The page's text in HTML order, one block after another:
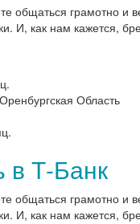
общаться грамотно и
И, как нам кажется,
Область
в Т-Банк
общаться грамотно и
И, как нам кажется,